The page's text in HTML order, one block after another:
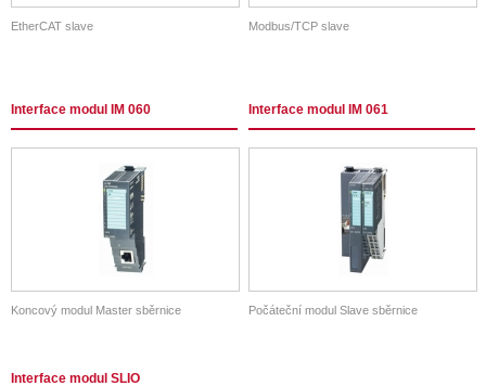
EtherCAT slave Modbus/TCP slave
Interface modul IM 060
Koncový modul Master sběrnice
Interface modul IM 061
Počáteční modul Slave sběrnice
Interface modul SLIO